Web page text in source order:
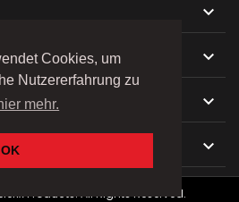
Cookies, um
Nutzererfahrung zu
mehr.
OK




Products. All Rights Reserved.